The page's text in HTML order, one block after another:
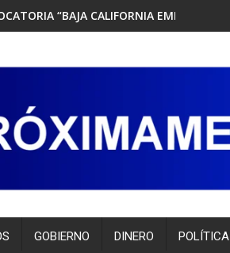
“BAJA CALIFORNIA
GOBIERNO DINERO POLÍTICA